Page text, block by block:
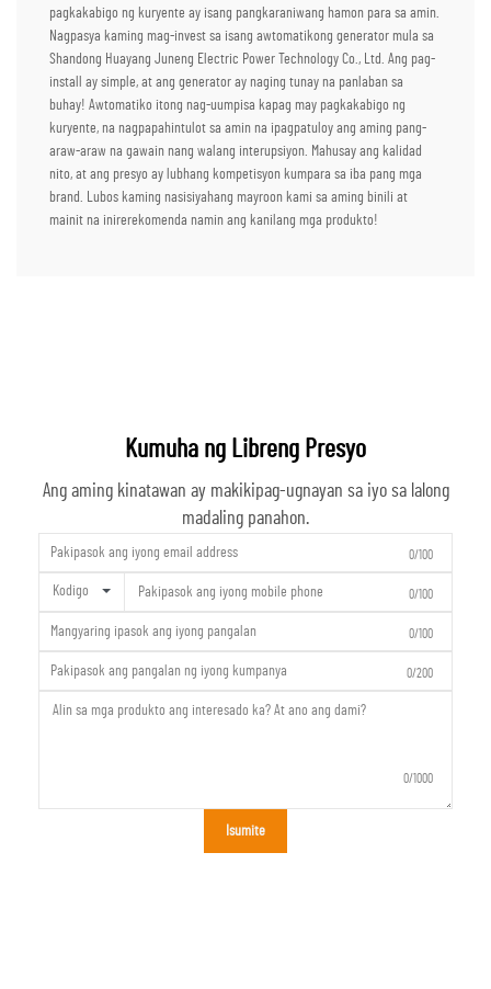
pagkakabigo ng kuryente ay isang pangkaraniwang hamon para sa amin.
Nagpasya kaming mag-invest sa isang awtomatikong generator mula sa
Shandong Huayang Juneng Electric Power Technology Co., Ltd. Ang pag-
install ay simple, at ang generator ay naging tunay na panlaban sa
buhay! Awtomatiko itong nag-uumpisa kapag may pagkakabigo ng
kuryente, na nagpapahintulot sa amin na ipagpatuloy ang aming pang-
araw-araw na gawain nang walang interupsiyon. Mahusay ang kalidad
nito, at ang presyo ay lubhang kompetisyon kumpara sa iba pang mga
brand. Lubos kaming nasisiyahang mayroon kami sa aming binili at
mainit na inirerekomenda namin ang kanilang mga produkto!
Kumuha ng Libreng Presyo
Ang aming kinatawan ay makikipag-ugnayan sa iyo sa lalong
madaling panahon.
0/100
Kodigo 0/100
0/100
0/200
0/1000
Isumite